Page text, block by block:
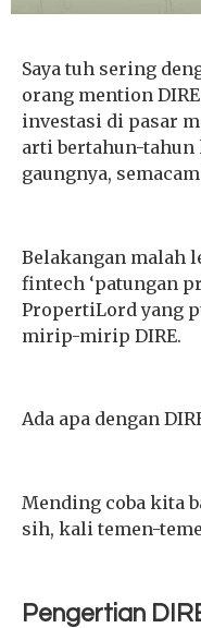
Saya tuh sering
orang mention
investasi di pasar
arti bertahun-tahun
gaungnya,
Belakangan malah
fintech ‘patungan
PropertiLord yang
mirip-mirip DIRE.
Ada apa dengan
Mending coba kita
sih, kali temen-
Pengertian